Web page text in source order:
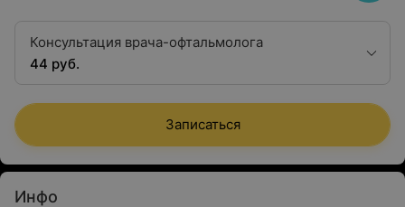
Консультация врача-офтальмолога
44 руб.
Записаться
Инфо